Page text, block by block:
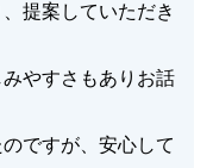
提案していただき
やすさもありお話
ですが、安心して